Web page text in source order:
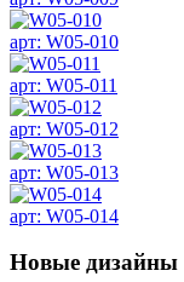
арт: W05-010
арт: W05-011
арт: W05-012
арт: W05-013
арт: W05-014
Новые дизайны